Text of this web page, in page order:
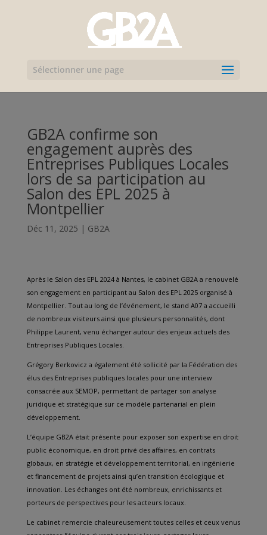
Sélectionner une page
GB2A confirme son
engagement auprès des
Entreprises Publiques Locales
lors de sa participation au
Salon des EPL 2025 à
Montpellier
Déc 11, 2025 | GB2A
Après le Salon des EPL 2024 à Nantes, le cabinet GB2A a renouvelé
son engagement en participant au Salon des EPL 2025 organisé à
Montpellier. Tout au long de l’événement, le stand A07 a accueilli
de nombreux visiteurs ainsi que plusieurs personnalités, dont
Philippe Laurent, venu échanger autour des enjeux actuels des
Entreprises Publiques Locales.
Grégory Berkovicz a également été sollicité par la Fédération des
élus des Entreprises publiques locales pour une interview
consacrée aux SEMOP, permettant de partager son analyse
juridique et stratégique sur ce modèle partenarial en plein
développement.
L’équipe GB2A était présente pour exposer son expertise en droit
public économique, en droit privé des affaires, en contrats
globaux, en stratégie et développement territorial, en ingénierie
et financement de projets ainsi qu’en transition écologique et
innovation. Les échanges ont été nombreux, enrichissants et
porteurs de perspectives pour les acteurs locaux.
Le cabinet remercie chaleureusement toutes celles et ceux venus